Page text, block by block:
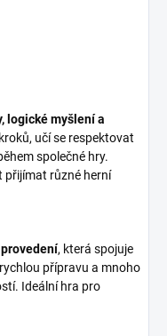
logické myšlení a
učí se respektovat
společné hry.
přijímat různé herní
, která spojuje
přípravu a mnoho
Ideální hra pro